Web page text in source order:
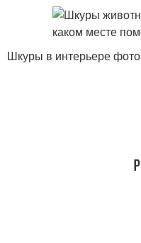
Шкуры в интерьере фото